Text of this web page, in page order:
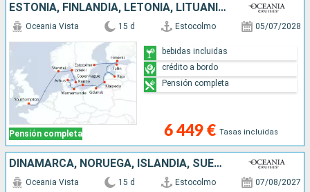
ESTONIA, FINLANDIA, LETONIA, LITUANIA, POLONIA, ALEMANIA, DINAMARCA, SUECIA, NORUEGA, REINO UNIDO
Pensión completa
Oceania Vista 15 d Estocolmo 05/07/2028
6 449 € Tasas incluidas
bebidas incluidas
crédito a bordo
Pensión completa
DINAMARCA, NORUEGA, ISLANDIA, SUECIA
Oceania Vista 15 d Estocolmo 07/08/2027